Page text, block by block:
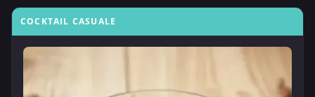
COCKTAIL CASUALE